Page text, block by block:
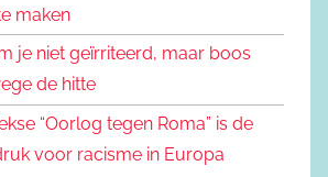
maken
je niet geïrriteerd, maar boos
de hitte
“Oorlog tegen Roma” is de
voor racisme in Europa